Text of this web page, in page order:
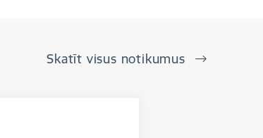
Skatīt visus notikumus